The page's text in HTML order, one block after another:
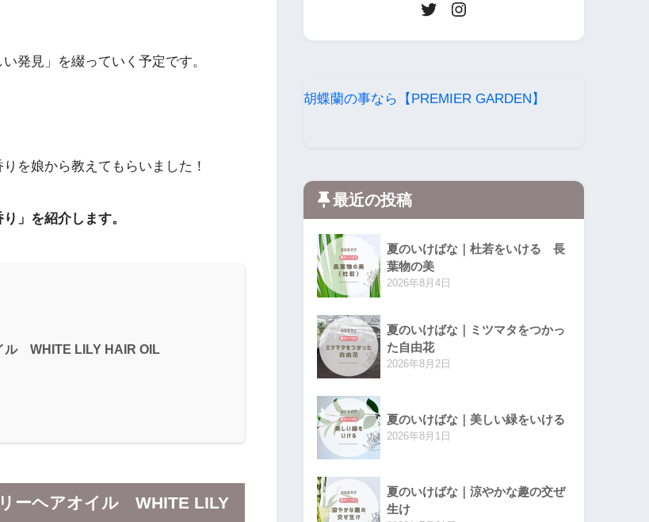
発見」を綴っていく予定です。
を娘から教えてもらいました！
」を紹介します。
ル WHITE LILY HAIR OIL
ーヘアオイル WHITE LILY
胡蝶蘭の事なら【PREMIER GARDEN】
最近の投稿
夏のいけばな｜杜若をいける 長
葉物の美
2026年8月4日
夏のいけばな｜ミツマタをつかっ
た自由花
2026年8月2日
夏のいけばな｜美しい緑をいける
2026年8月1日
夏のいけばな｜涼やかな趣の交ぜ
生け